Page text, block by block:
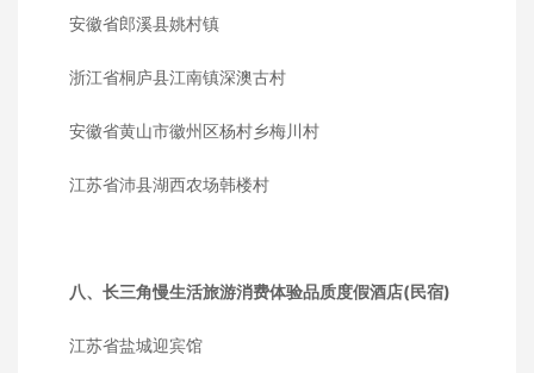
安徽省郎溪县姚村镇
浙江省桐庐县江南镇深澳古村
安徽省黄山市徽州区杨村乡梅川村
江苏省沛县湖西农场韩楼村
八、长三角慢生活旅游消费体验品质度假酒店(民宿)
江苏省盐城迎宾馆